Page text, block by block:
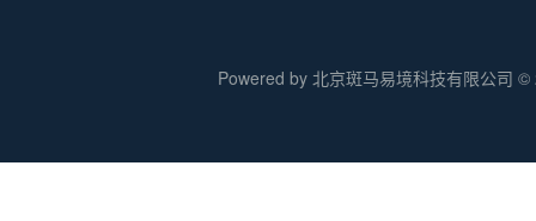
Powered by 北京斑马易境科技有限公司